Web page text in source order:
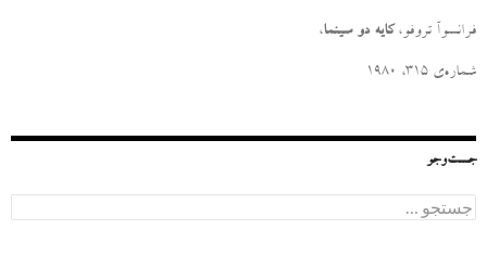
فرانسوآ تروفو، کایه دو سینما،
شماره‌ی ۳۱۵، ۱۹۸۰
جست‌وجو
س